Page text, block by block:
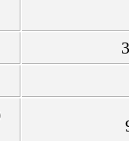
活動によって
年末現在高[百
10人以上事
業総合 の一